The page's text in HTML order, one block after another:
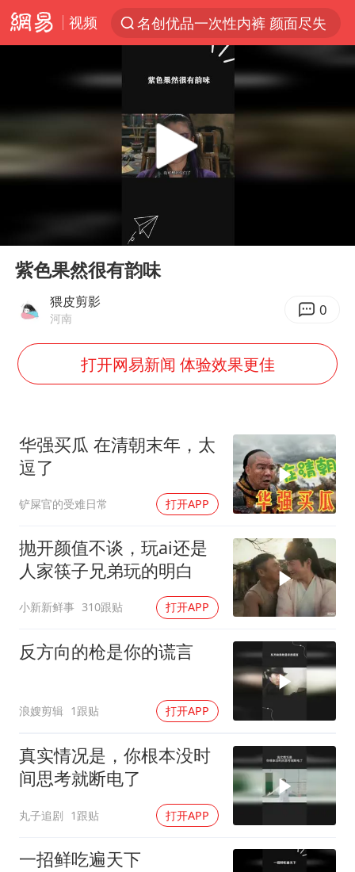
视频
名创优品一次性内裤 颜面尽失
解锁各地夏日限定体验
香港宏福苑火灾或由烟头引起
浙江金华：市民非必要不外出
白海豚将正面袭击贯穿浙江
周末打虎 宋致远被查
刘浩存百花奖开幕式红裙起舞
万岁山接盘烂尾恒大文旅城
泰国初中生饮弹自尽前开了26枪
“准2万亿”之城点名支持三所大学
店主称换“青海拉面”招牌后生意更好
女儿为争财产堵门阻挠父亲出殡
习近平心系体育强国建设
Play
紫色果然很有韵味
猥皮剪影
河南 0
打开网易新闻 体验效果更佳
华强买瓜 在清朝末年，太
逗了
铲屎官的受难日常 打开APP
抛开颜值不谈，玩ai还是
人家筷子兄弟玩的明白
小新新鲜事 310跟贴 打开APP
反方向的枪是你的谎言
浪嫂剪辑 1跟贴 打开APP
真实情况是，你根本没时
间思考就断电了
丸子追剧 1跟贴 打开APP
一招鲜吃遍天下